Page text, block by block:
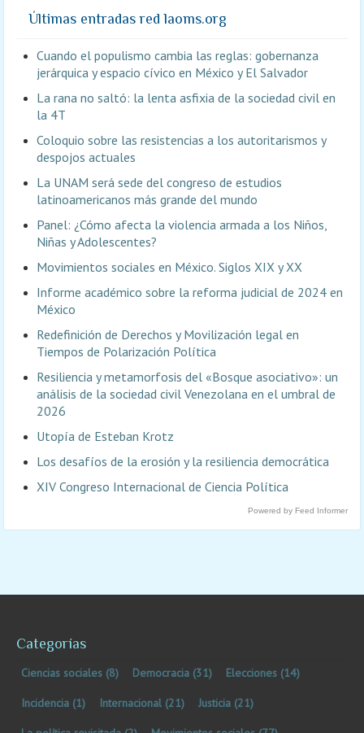
Últimas entradas red laoms.org
Cuando el populismo cambia las reglas: gobernanza
jerárquica y espacio cívico en México y El Salvador
La rana no saltó: la lenta asfixia de la sociedad civil en
la 4T
Coloquio sobre las resistencias a los autoritarismos y
despojos actuales
La UNAM será sede del congreso de estudios
latinoamericanos más grande del mundo
Panel: ¿Cómo afecta la violencia armada a los Niños,
Niñas y Adolescentes?
Movimientos sociales en México. Siglos XIX y XX
Informe académico sobre la reforma judicial de 2024 en
México
Redefinición de Derechos y Movilización legal en
Tiempos de Polarización Política
Resiliencia y metamorfosis del «Bosque asociativo»: un
análisis de la sociedad civil Venezolana en el umbral de
2026
Utopía de Esteban Krotz
Los desafíos de la erosión y la resiliencia democrática
XIV Congreso Internacional de Ciencia Política
Powered by Feed Informer
Categorías
Ciencias sociales (8) Democracia (31) Elecciones (14)
Incidencia (1) Internacional (21) Justicia (21)